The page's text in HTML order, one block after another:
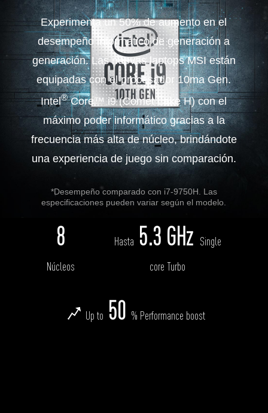
Experimenta un 50% de aumento en el
desempeño informático de generación a
generación. Las nuevas laptops MSI están
equipadas con el procesador 10ma Gen.
Intel®Core™ i9 (Comet Lake H) con el
máximo poder informático gracias a la
frecuencia más alta de núcleo, brindándote
una experiencia de juego sin comparación.
*Desempeño comparado con i7-9750H. Las
especificaciones pueden variar según el modelo.
8
Núcleos
Hasta 5.3 GHz
Single
core Turbo
Up to 50 % Performance boost